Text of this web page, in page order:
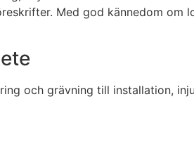
Med god kännedom om
och grävning till installation,